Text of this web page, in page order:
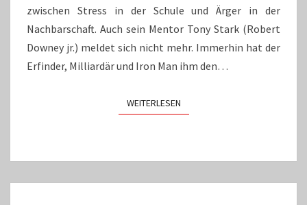
zwischen Stress in der Schule und Ärger in der
Nachbarschaft. Auch sein Mentor Tony Stark (Robert
Downey jr.) meldet sich nicht mehr. Immerhin hat der
Erfinder, Milliardär und Iron Man ihm den…
WEITERLESENWEITERLESEN